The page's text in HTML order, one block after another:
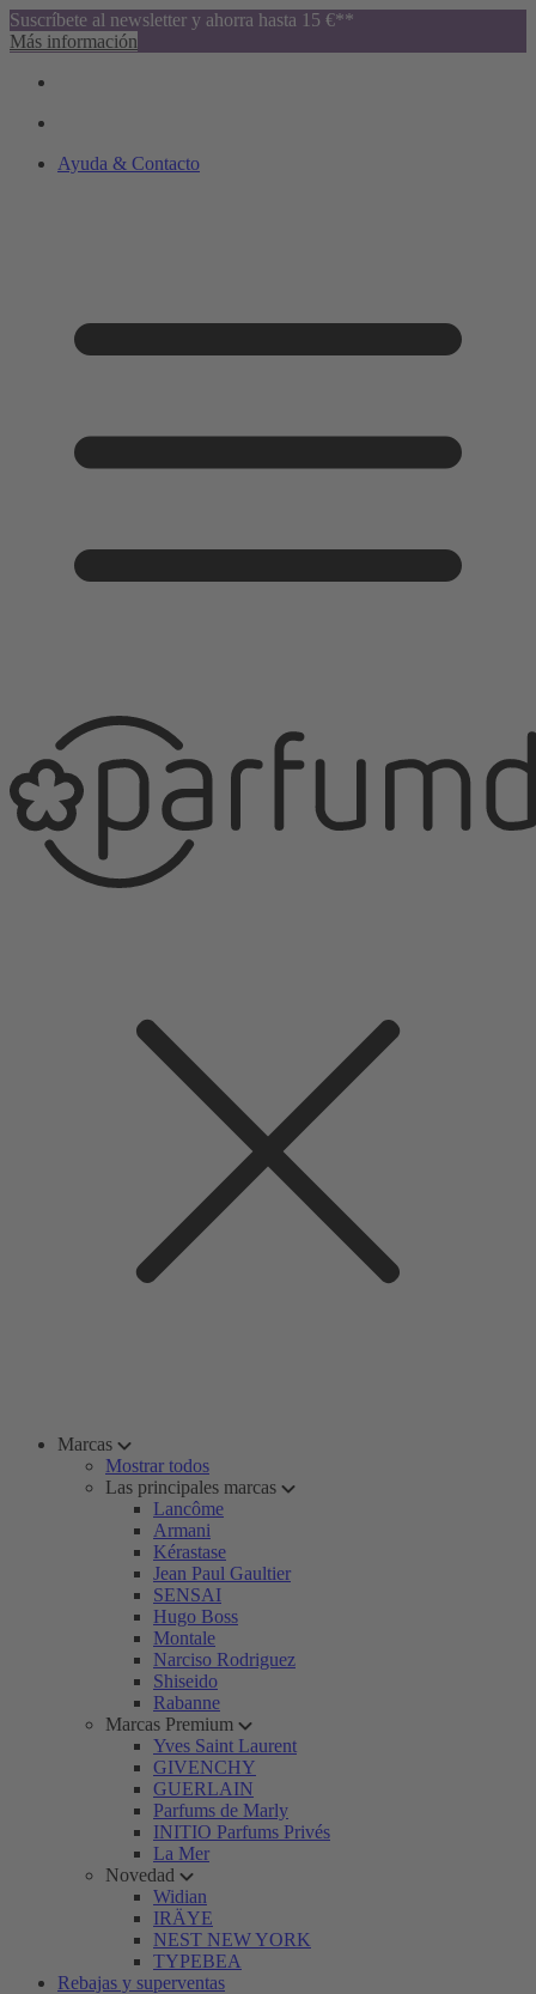
Suscríbete al newsletter y ahorra hasta 15 €**
Más información
Ayuda & Contacto
Marcas
Mostrar todos
Las principales marcas
Lancôme
Armani
Kérastase
Jean Paul Gaultier
SENSAI
Hugo Boss
Montale
Narciso Rodriguez
Shiseido
Rabanne
Marcas Premium
Yves Saint Laurent
GIVENCHY
GUERLAIN
Parfums de Marly
INITIO Parfums Privés
La Mer
Novedad
Widian
IRÄYE
NEST NEW YORK
TYPEBEA
Rebajas y superventas